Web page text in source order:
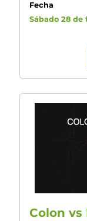
Fecha
Sábado 28 de
Colon